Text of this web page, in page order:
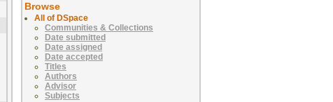
Browse
All of DSpace
Communities & Collections
Date submitted
Date assigned
Date accepted
Titles
Authors
Advisor
Subjects